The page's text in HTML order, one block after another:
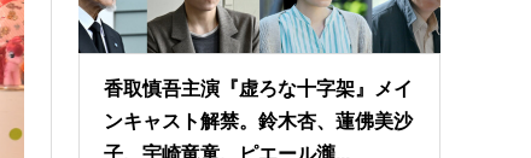
香取慎吾主演『虚ろな十字架』メイ
ンキャスト解禁。鈴木杏、蓮佛美沙
子、宇崎竜童、ピエール瀧...